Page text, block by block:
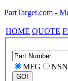
PartTarget.com -
HOME QUOTE
MFG NSN